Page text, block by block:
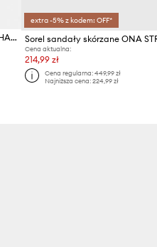
Sorel sandały damskie KINETIC SUNCHASE AN
extra -5% z kodem: OFF*
Cena aktualna:
214,99 zł
Cena regularna:449,99 zł
Najniższa cena:224,99 zł